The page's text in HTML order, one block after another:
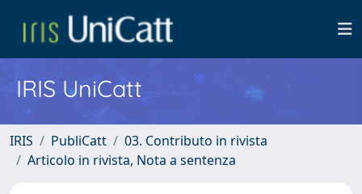
IRIS UniCatt
IRIS PubliCatt
03. Contributo in rivista
Articolo in rivista, Nota a sentenza